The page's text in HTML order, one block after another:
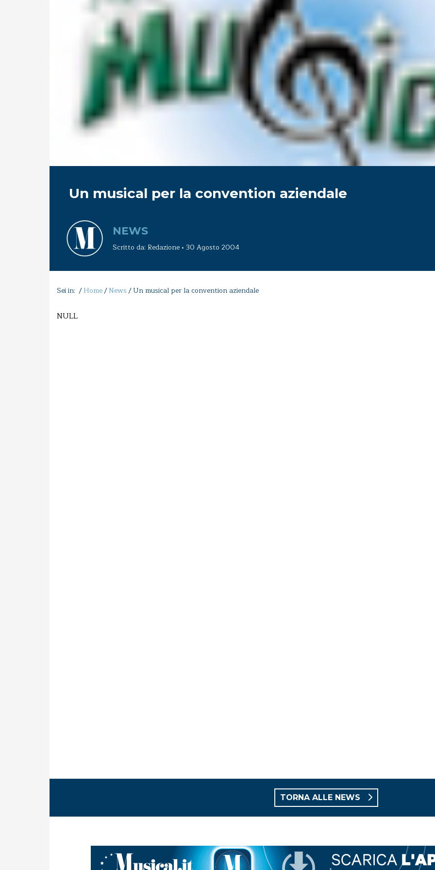
Un musical per la convention aziendale
NEWS
Scritto da: Redazione • 30 Agosto 2004
Sei in: /Home/News/Un musical per la convention aziendale
NULL
TORNA ALLE NEWS